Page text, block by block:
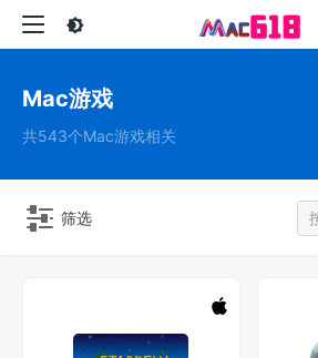
Mac游戏
共543个Mac游戏相关
筛选